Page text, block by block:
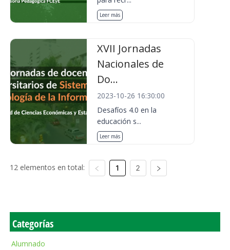
Leer más
XVII Jornadas
Nacionales de
Do...
2023-10-26 16:30:00
Desafíos 4.0 en la
educación s...
Leer más
12 elementos en total: 1 2
Categorías
Alumnado